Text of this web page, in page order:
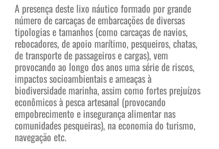
A presença deste lixo náutico formado por grande
número de carcaças de embarcações de diversas
tipologias e tamanhos (como carcaças de navios,
rebocadores, de apoio marítimo, pesqueiros, chatas,
de transporte de passageiros e cargas), vem
provocando ao longo dos anos uma série de riscos,
impactos socioambientais e ameaças à
biodiversidade marinha, assim como fortes prejuízos
econômicos à pesca artesanal (provocando
empobrecimento e insegurança alimentar nas
comunidades pesqueiras), na economia do turismo,
navegação etc.